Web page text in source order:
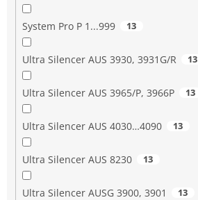
System Pro P 1...999 13
Ultra Silencer AUS 3930, 3931G/R 13
Ultra Silencer AUS 3965/P, 3966P 13
Ultra Silencer AUS 4030…4090 13
Ultra Silencer AUS 8230 13
Ultra Silencer AUSG 3900, 3901 13